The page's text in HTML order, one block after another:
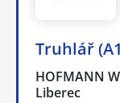
Truhlář
HOFMANN
Liberec